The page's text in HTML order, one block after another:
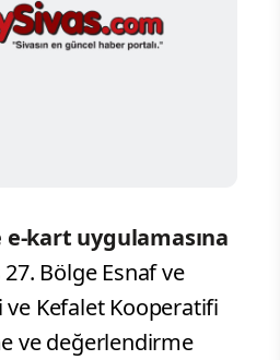
kart uygulamasına
27. Bölge Esnaf ve
ve Kefalet Kooperatifi
ve değerlendirme